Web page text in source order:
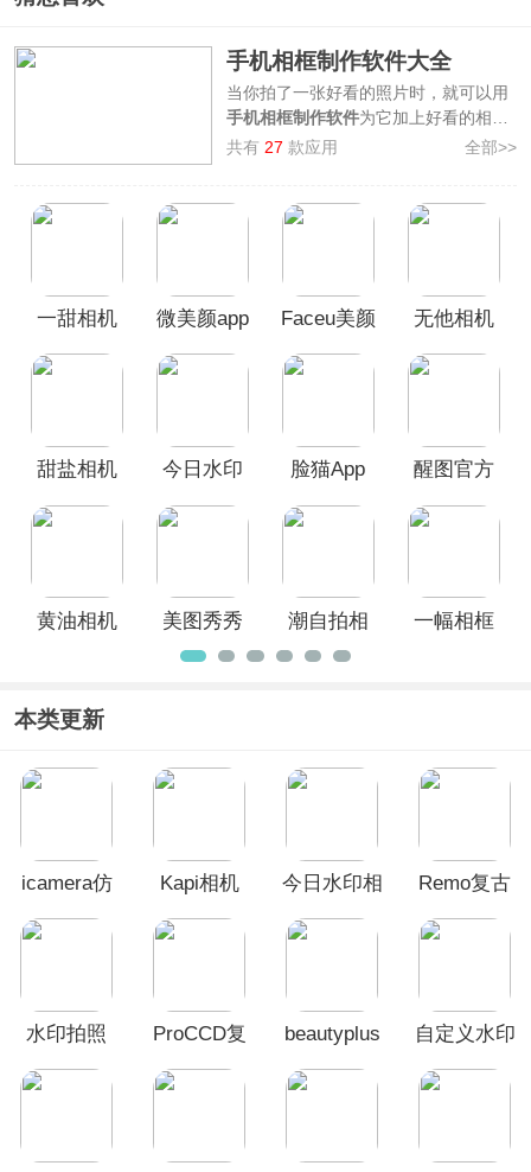
手机相框制作软件大全
当你拍了一张好看的照片时，就可以用
手机相框制作软件为它加上好看的相
框，你可以选择纯色、艺术纹理、创意
加文字和贴纸，完成之后照片就会变得
件大全
，包含了一幅相框、醒图、黄油
相机、美图秀秀等软件，帮你快速提升
站免费下载！
共有27 款应用 全部>>
一甜相机
微美颜app
Faceu美颜
无他相机
甜盐相机
今日水印
脸猫App
醒图官方
黄油相机
美图秀秀
手机版
潮自拍相
机app
一幅相框
本类更新
icamera仿
Kapi相机
今日水印相
Remo复古
水印拍照
ProCCD复
相机app
beautyplus
自定义水印